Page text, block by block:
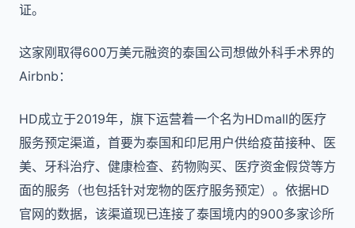
证。
这家刚取得600万美元融资的泰国公司想做外科手术界的
Airbnb：
HD成立于2019年，旗下运营着一个名为HDmall的医疗
服务预定渠道，首要为泰国和印尼用户供给疫苗接种、医
美、牙科治疗、健康检查、药物购买、医疗资金假贷等方
面的服务（也包括针对宠物的医疗服务预定）。依据HD
官网的数据，该渠道现已连接了泰国境内的900多家诊所